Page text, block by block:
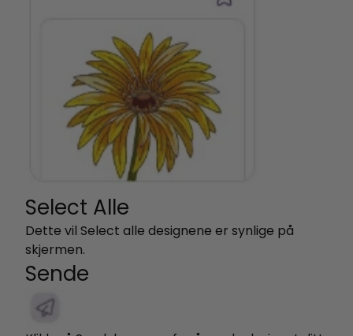
Select Alle
Dette vil Select alle designene er synlige på
skjermen.
Sende